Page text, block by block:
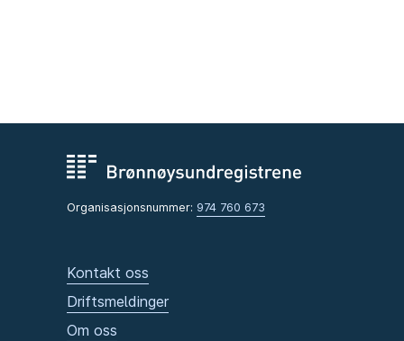
Organisasjonsnummer: 974 760 673
Kontakt oss
Driftsmeldinger
Om oss